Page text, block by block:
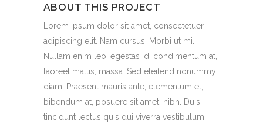
ABOUT THIS PROJECT
Lorem ipsum dolor sit amet, consectetuer
adipiscing elit. Nam cursus. Morbi ut mi.
Nullam enim leo, egestas id, condimentum at,
laoreet mattis, massa. Sed eleifend nonummy
diam. Praesent mauris ante, elementum et,
bibendum at, posuere sit amet, nibh. Duis
tincidunt lectus quis dui viverra vestibulum.